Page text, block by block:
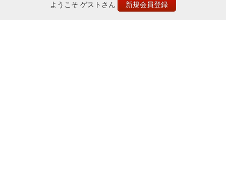
ようこそ ゲストさん 新規会員登録